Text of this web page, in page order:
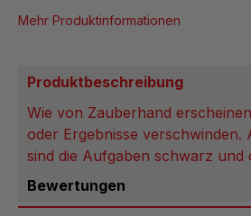
Mehr Produktinformationen
Produktbeschreibung
Wie von Zauberhand
oder Ergebnisse verschwinden.
sind die Aufgaben schwarz und
Bewertungen